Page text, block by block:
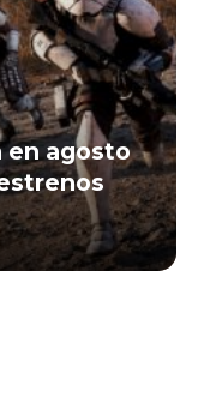
en agosto